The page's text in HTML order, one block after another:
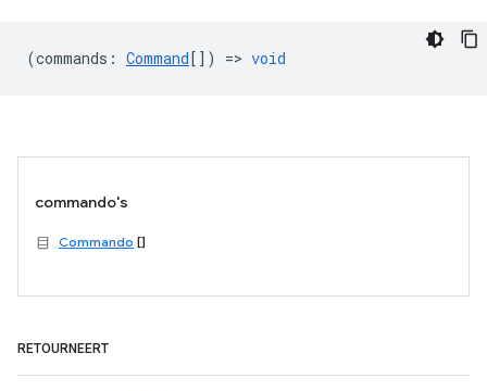
(commands : Command[]) => void
commando's
Commando []
RETOURNEERT